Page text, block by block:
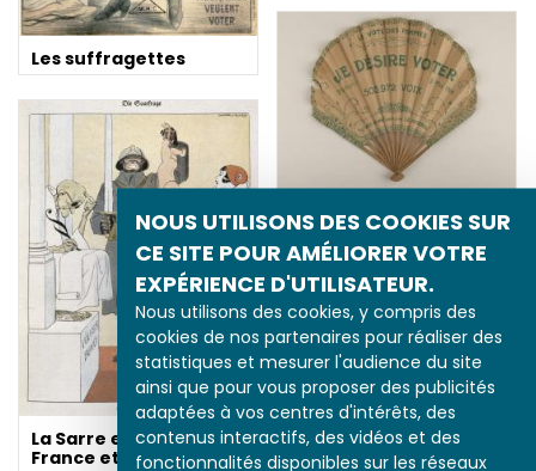
NOUS UTILISONS DES COOKIES SUR
CE SITE POUR AMÉLIORER VOTRE
EXPÉRIENCE D'UTILISATEUR.
Nous utilisons des cookies, y compris des
cookies de nos partenaires pour réaliser des
statistiques et mesurer l'audience du site
ainsi que pour vous proposer des publicités
adaptées à vos centres d'intérêts, des
contenus interactifs, des vidéos et des
fonctionnalités disponibles sur les réseaux
Les suffragettes
Éventail suffragiste,
1914
La Sarre entre la
France et l’Allemagne